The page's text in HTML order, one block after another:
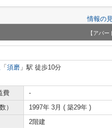
情報の
【アパー
「 須磨 」駅 徒歩10分
費
-
）
1997年 3月 ( 築29年 )
2階建